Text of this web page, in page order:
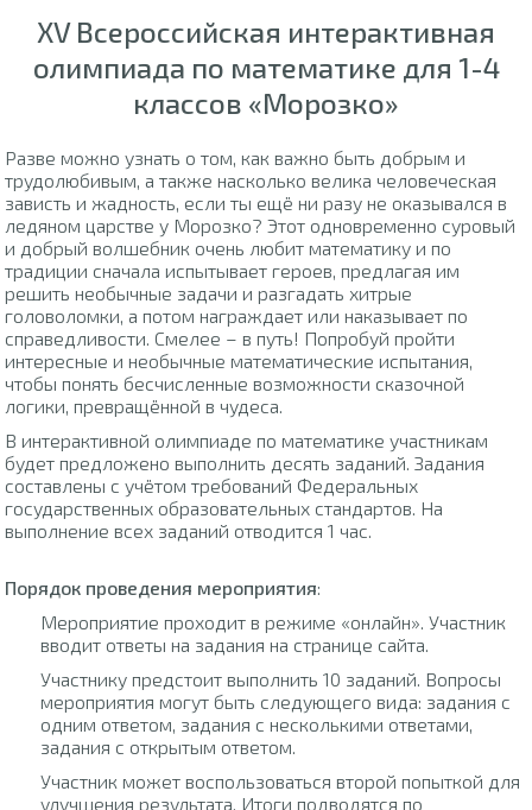
XV Всероссийская интерактивная
олимпиада по математике для 1-4
классов «Морозко»
Разве можно узнать о том, как важно быть добрым и
трудолюбивым, а также насколько велика человеческая
зависть и жадность, если ты ещё ни разу не оказывался в
ледяном царстве у Морозко? Этот одновременно суровый
и добрый волшебник очень любит математику и по
традиции сначала испытывает героев, предлагая им
решить необычные задачи и разгадать хитрые
головоломки, а потом награждает или наказывает по
справедливости. Смелее – в путь! Попробуй пройти
интересные и необычные математические испытания,
чтобы понять бесчисленные возможности сказочной
логики, превращённой в чудеса.
В интерактивной олимпиаде по математике участникам
будет предложено выполнить десять заданий. Задания
составлены с учётом требований Федеральных
государственных образовательных стандартов. На
выполнение всех заданий отводится 1 час.
Порядок проведения мероприятия:
Мероприятие проходит в режиме «онлайн». Участник
вводит ответы на задания на странице сайта.
Участнику предстоит выполнить 10 заданий. Вопросы
мероприятия могут быть следующего вида: задания с
одним ответом, задания с несколькими ответами,
задания с открытым ответом.
Участник может воспользоваться второй попыткой для
улучшения результата. Итоги подводятся по